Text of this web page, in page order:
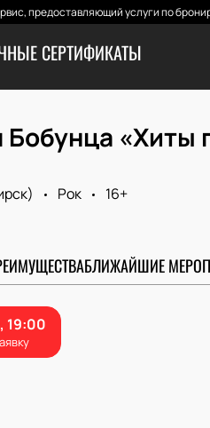
предоставляющий услуги по
СЕРТИФИКАТЫ
Бобунца
Рок
16+
БЛИЖАЙШИЕ